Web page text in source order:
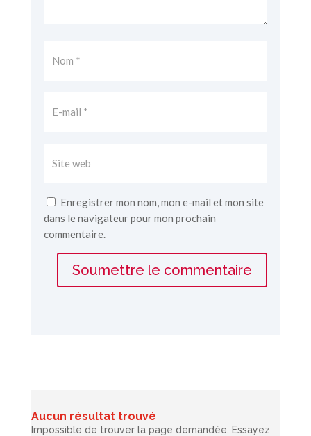
Enregistrer mon nom, mon e-mail et mon site
dans le navigateur pour mon prochain
commentaire.
Soumettre le commentaire
Aucun résultat trouvé
Impossible de trouver la page demandée. Essayez